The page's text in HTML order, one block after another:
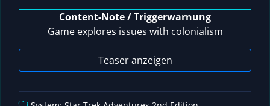
Content-Note / Triggerwarnung
Game explores issues with colonialism
Teaser anzeigen